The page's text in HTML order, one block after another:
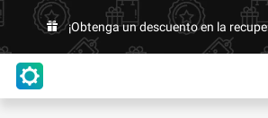
¡Obtenga un descuento en la